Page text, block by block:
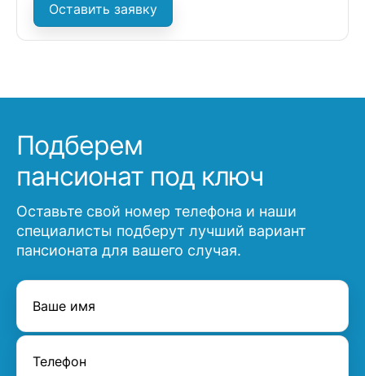
Оставить заявку
Подберем
пансионат под ключ
Оставьте свой номер телефона и наши
специалисты подберут лучший вариант
пансионата для вашего случая.